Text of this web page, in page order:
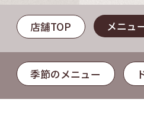
店舗TOP メニュ
季節のメニュー